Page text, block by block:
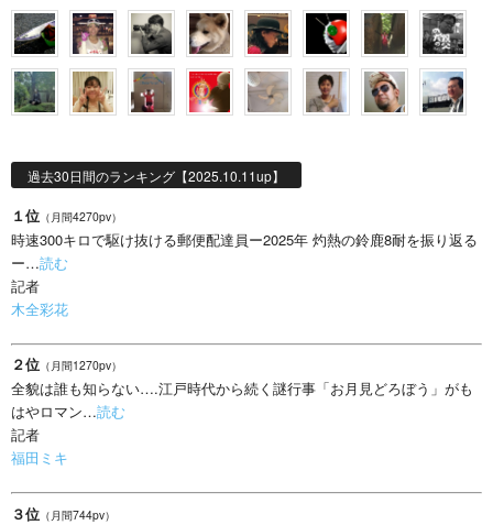
過去30日間のランキング【2025.10.11up】
１位 （月間4270pv）
時速300キロで駆け抜ける郵便配達員ー2025年 灼熱の鈴鹿8耐を振り返る
ー…読む
記者
木全彩花
２位 （月間1270pv）
全貌は誰も知らない….江戸時代から続く謎行事「お月見どろぼう」がも
はやロマン…読む
記者
福田ミキ
３位 （月間744pv）